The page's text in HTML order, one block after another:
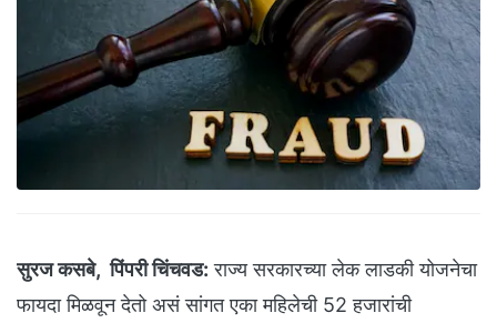
सुरज कसबे, पिंपरी चिंचवड: राज्य सरकारच्या लेक लाडकी योजनेचा
फायदा मिळवून देतो असं सांगत एका महिलेची 52 हजारांची